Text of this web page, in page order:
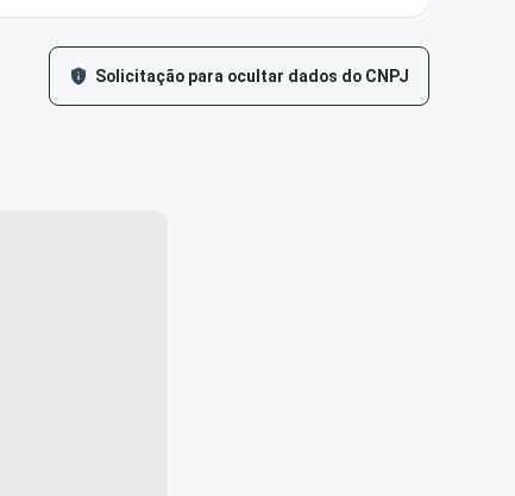
Solicitação para ocultar dados do CNPJ